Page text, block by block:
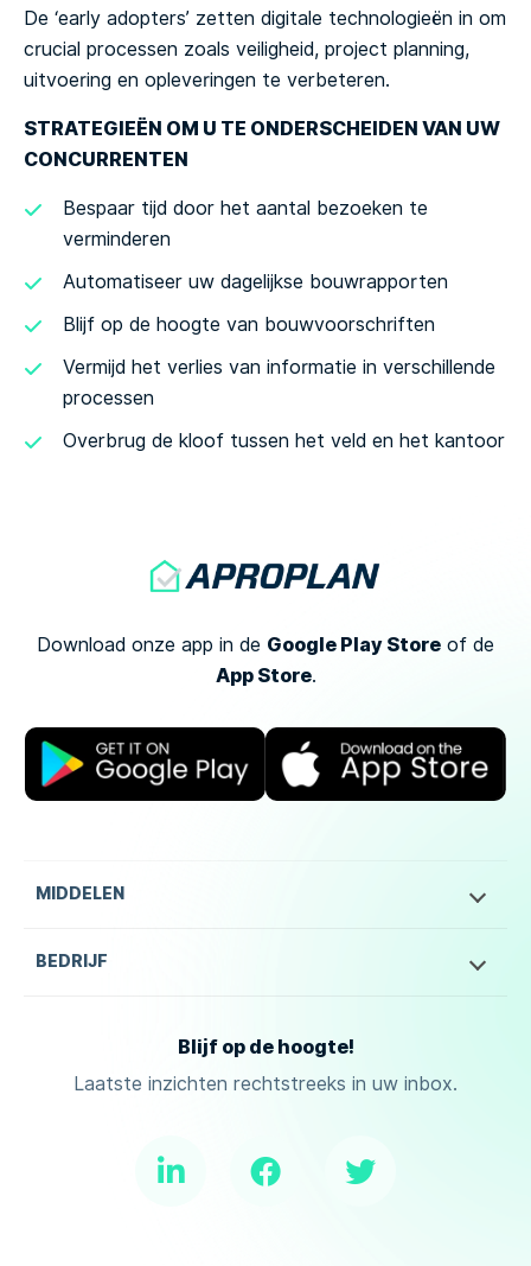
De ‘early adopters’ zetten digitale technologieën in om
crucial processen zoals veiligheid, project planning,
uitvoering en opleveringen te verbeteren.
STRATEGIEËN OM U TE ONDERSCHEIDEN VAN UW
CONCURRENTEN
Bespaar tijd door het aantal bezoeken te
verminderen
Automatiseer uw dagelijkse bouwrapporten
Blijf op de hoogte van bouwvoorschriften
Vermijd het verlies van informatie in verschillende
processen
Overbrug de kloof tussen het veld en het kantoor
Download onze app in de Google Play Store of de
App Store.
MIDDELEN
BEDRIJF
Blijf op de hoogte!
Laatste inzichten rechtstreeks in uw inbox.